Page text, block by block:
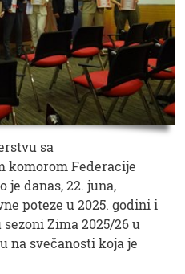
sa
komorom Federacije
je danas, 22. juna,
poteze u 2025. godini i
Zima 2025/26 u
na svečanosti koja je